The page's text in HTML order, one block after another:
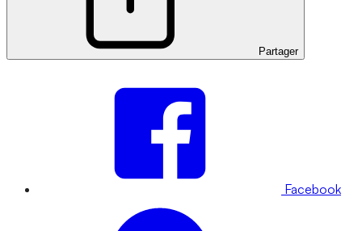
Partager
Facebook